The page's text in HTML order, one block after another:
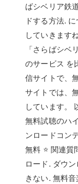
ばシベリア鉄
ドする方法.
していきます
「さらばシベ
のサービス を
信サイトで、
サイトでは、
しています。
無料試聴のハ
ンロードコン
無料 ⭐ 関連
ロード. ダウ
きない. 無料